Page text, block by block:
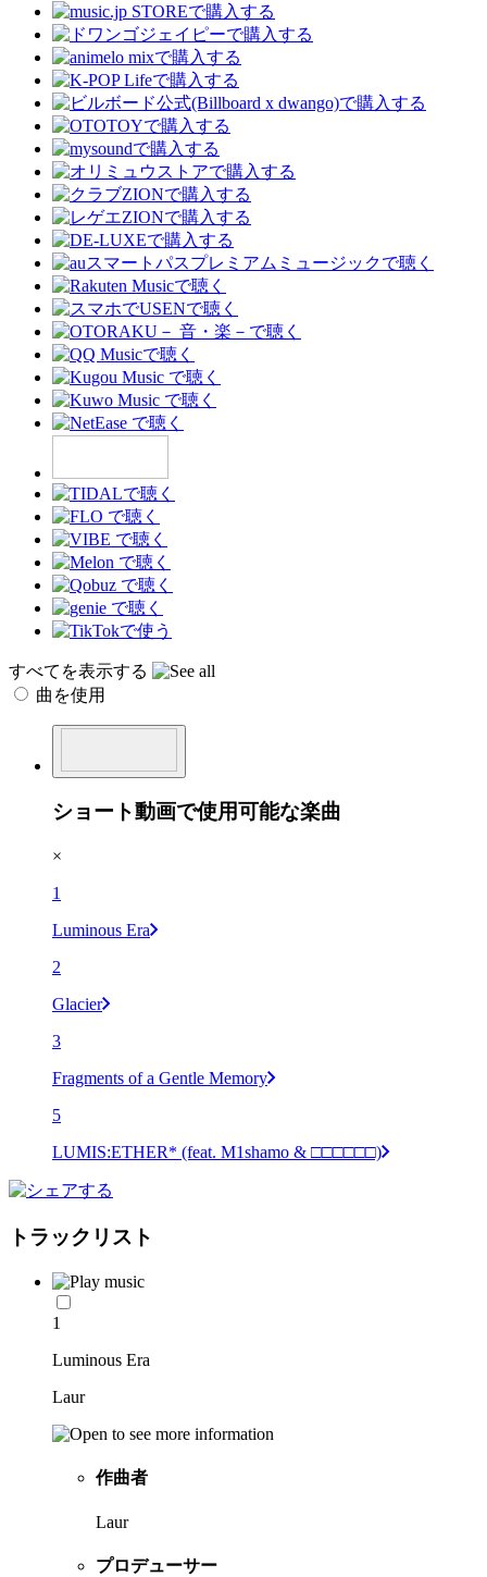
すべてを表示する
曲を使用
ショート動画で使用可能な楽曲
×
1
Luminous Era
2
Glacier
3
Fragments of a Gentle Memory
5
LUMIS:ETHER* (feat. M1shamo & □□□□□□)
トラックリスト
1
Luminous Era
Laur
作曲者
Laur
プロデューサー